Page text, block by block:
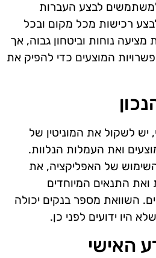
לבצע העברות
רכישות מכל מקום ובכל
מציעה נוחות וביטחון גבוה, אך
המוצעים כדי להפיק את
יש לשקול את המוניטין של
ואת העמלות הנלוות.
של האפליקציה, את
ואת התנאים המיוחדים
השוואת מספר בנקים יכולה
היו ידועים לפני כן.
האישי